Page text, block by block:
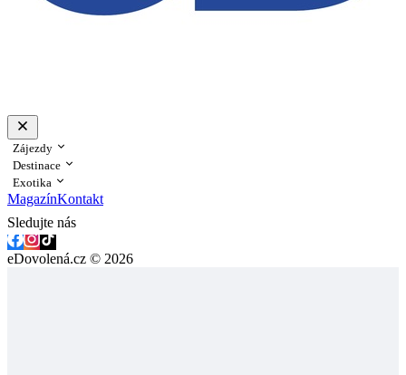
Zájezdy
Destinace
Exotika
MagazínKontakt
Sledujte nás
eDovolená.cz © 2026